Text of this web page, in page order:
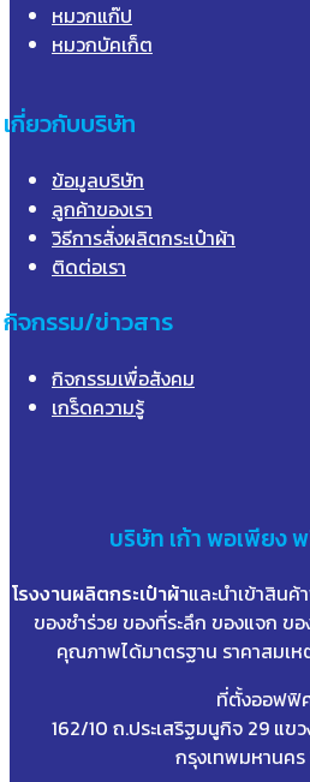
หมวกแก๊ป
หมวกบัคเก็ต
เกี่ยวกับบริษัท
ข้อมูลบริษัท
ลูกค้าของเรา
วิธีการสั่งผลิตกระเป๋าผ้า
ติดต่อเรา
กิจกรรม/ข่าวสาร
กิจกรรมเพื่อสังคม
เกร็ดความรู้
บริษัท เก้าพอเพียง
โรงงานผลิตกระเป๋าผ้าและนำเข้าสินค้
ของชำร่วย ของที่ระลึก ของแจก ข
คุณภาพได้มาตรฐาน ราคาสมเ
ที่ตั้งออฟฟิ
162/10 ถ.ประเสริฐมนูกิจ 29 แข
กรุงเทพมหานคร